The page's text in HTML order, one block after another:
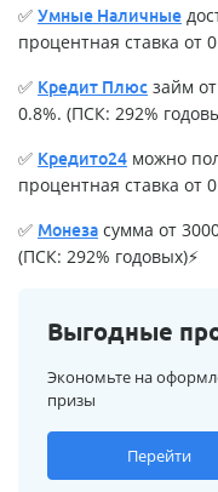
✅ Умные Наличные
процентная ставка от
✅ Кредит Плюс займ
0.8%. (ПСК: 292%
✅ Кредито24 можно
процентная ставка от
✅ Монеза сумма от
(ПСК: 292% годовых)⚡
Выгодные
Экономьте на
призы
Перейти